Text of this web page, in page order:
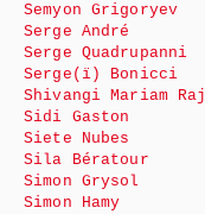
Semyon Grigoryev
Serge André
Serge Quadrupanni
Serge(ï) Bonicci
Shivangi Mariam Raj
Sidi Gaston
Siete Nubes
Sila Bératour
Simon Grysol
Simon Hamy